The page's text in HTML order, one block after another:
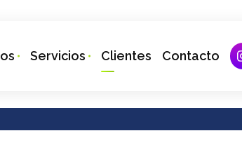
Servicios Clientes Contacto